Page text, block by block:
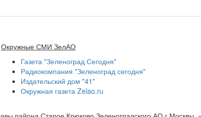
Окружные СМИ ЗелАО
Газета "Зеленоград Сегодня"
Радиокомпания "Зеленоград сегодня"
Издательский дом "41"
Окружная газета Zelao.ru